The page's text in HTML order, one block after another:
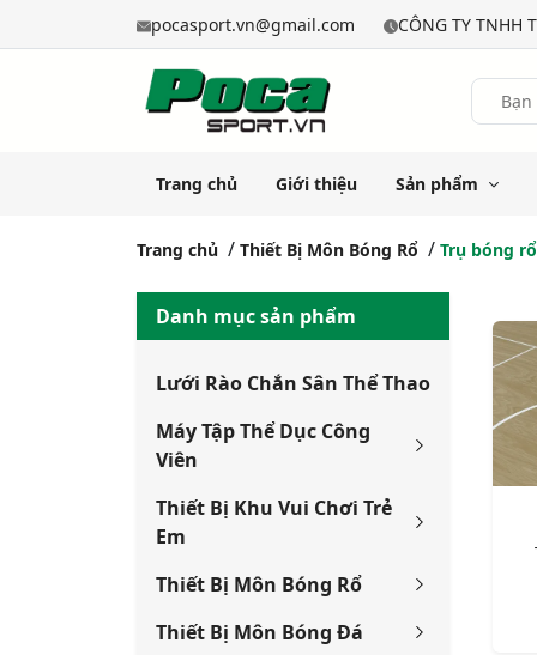
pocasport.vn@gmail.com CÔNG TY TNHH
Trang chủ Giới thiệu Sản phẩm
Trang chủ Thiết Bị Môn Bóng Rổ Trụ bóng rổ
Danh mục sản phẩm
Lưới Rào Chắn Sân Thể Thao
Máy Tập Thể Dục Công
Viên
Thiết Bị Khu Vui Chơi Trẻ
Em
Thiết Bị Môn Bóng Rổ
Thiết Bị Môn Bóng Đá